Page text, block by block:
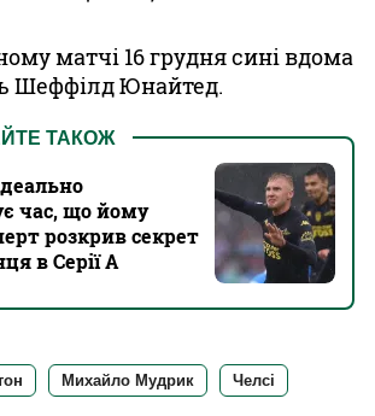
матчі 16 грудня сині вдома
Шеффілд Юнайтед.
ТАКОЖ
час, що йому
розкрив секрет
в Серії А
Михайло Мудрик Челсі